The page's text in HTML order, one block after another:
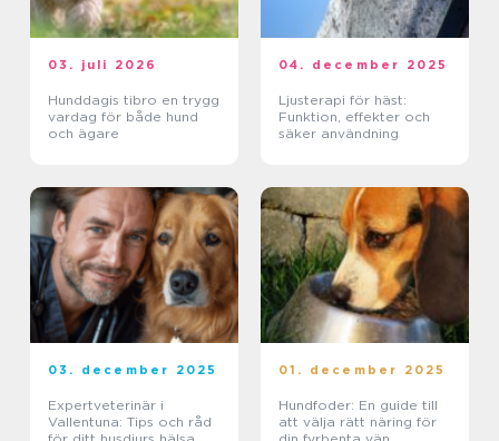
03. juli 2026
Hunddagis tibro en trygg
vardag för både hund
och ägare
04. december 2025
Ljusterapi för häst:
Funktion, effekter och
säker användning
03. december 2025
Expertveterinär i
Vallentuna: Tips och råd
01. december 2025
Hundfoder: En guide till
att välja rätt näring för